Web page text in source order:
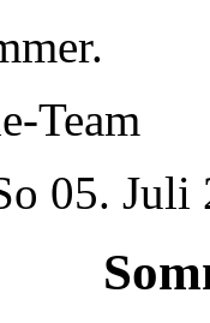
Team
05. Juli